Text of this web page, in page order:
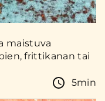
maistuva
frittikanan tai
5min